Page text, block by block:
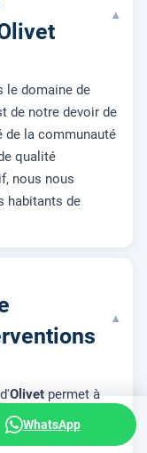
▾
le domaine de
de notre devoir de
de la communauté
qualité
nous nous
habitants de
▾
Olivet permet à
à tous types de
vous habitiez
WhatsApp